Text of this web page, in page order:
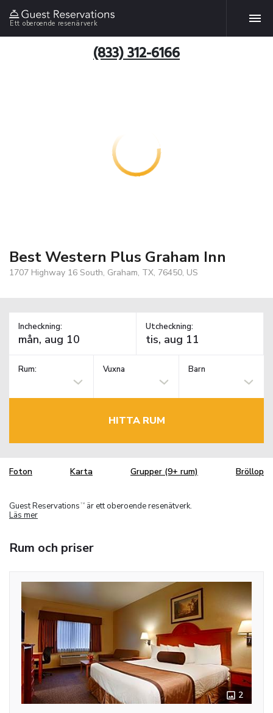
Ett oberoende resenärverk
(833) 312-6166
Best Western Plus Graham Inn
1707 Highway 16 South, Graham, TX, 76450, US
Incheckning: Utcheckning:
Rum: Vuxna Barn
HITTA RUM
Foton Karta Grupper (9+ rum) Bröllop
Guest Reservations TM
är ett oberoende resenätverk.
Läs mer
Rum och priser
2